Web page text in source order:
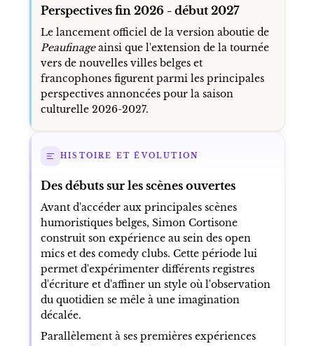
Perspectives fin 2026 - début 2027
Le lancement officiel de la version aboutie de
Peaufinageainsi que l'extension de la tournée
vers de nouvelles villes belges et
francophones figurent parmi les principales
perspectives annoncées pour la saison
culturelle 2026-2027.
HISTOIRE ET ÉVOLUTION
Des débuts sur les scènes ouvertes
Avant d'accéder aux principales scènes
humoristiques belges, Simon Cortisone
construit son expérience au sein des open
mics et des comedy clubs. Cette période lui
permet d'expérimenter différents registres
d'écriture et d'affiner un style où l'observation
du quotidien se mêle à une imagination
décalée.
Parallèlement à ses premières expériences